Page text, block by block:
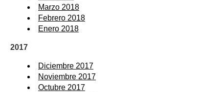
Marzo 2018
Febrero 2018
Enero 2018
2017
Diciembre 2017
Noviembre 2017
Octubre 2017